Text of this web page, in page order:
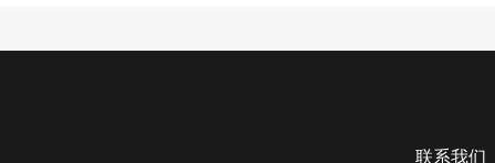
联系我们